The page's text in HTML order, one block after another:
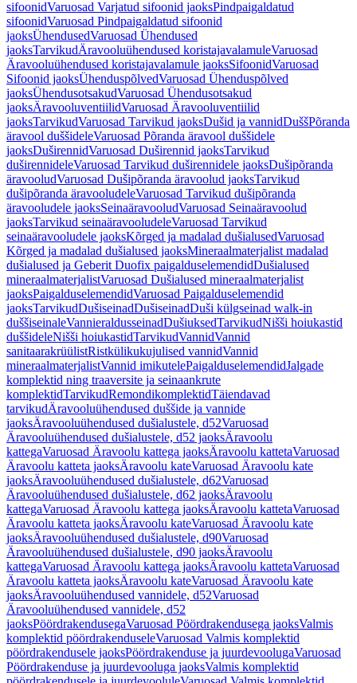
sifoonidVaruosad Varjatud sifoonid jaoksPindpaigaldatud
sifoonidVaruosad Pindpaigaldatud sifoonid
jaoksÜhendusedVaruosad Ühendused
jaoksTarvikudÄravooluühendused koristajavalamuleVaruosad
Äravooluühendused koristajavalamule jaoksSifoonidVaruosad
Sifoonid jaoksÜhenduspõlvedVaruosad Ühenduspõlved
jaoksÜhendusotsakudVaruosad Ühendusotsakud
jaoksÄravooluventiilidVaruosad Äravooluventiilid
jaoksTarvikudVaruosad Tarvikud jaoksDušid ja vannidDuššPõranda
äravool duššideleVaruosad Põranda äravool duššidele
jaoksDuširennidVaruosad Duširennid jaoksTarvikud
duširennideleVaruosad Tarvikud duširennidele jaoksDušipõranda
äravooludVaruosad Dušipõranda äravoolud jaoksTarvikud
dušipõranda äravooludeleVaruosad Tarvikud dušipõranda
äravooludele jaoksSeinaäravooludVaruosad Seinaäravoolud
jaoksTarvikud seinaäravooludeleVaruosad Tarvikud
seinaäravooludele jaoksKõrged ja madalad dušialusedVaruosad
Kõrged ja madalad dušialused jaoksMineraalmaterjalist madalad
dušialused ja Geberit Duofix paigalduselemendidDušialused
mineraalmaterjalistVaruosad Dušialused mineraalmaterjalist
jaoksPaigalduselemendidVaruosad Paigalduselemendid
jaoksTarvikudDušiseinadDušiseinadDuši külgseinad walk-in
duššiseinaleVannieraldusseinadDušiuksedTarvikudNišši hoiukastid
duššideleNišši hoiukastidTarvikudVannidVannid
sanitaarakrüülistRistkülikukujulised vannidVannid
mineraalmaterjalistVannid imikutelePaigalduselemendidJalgade
komplektid ning traaversite ja seinaankrute
komplektidTarvikudRemondikomplektidTäiendavad
tarvikudÄravooluühendused duššide ja vannide
jaoksÄravooluühendused dušialustele, d52Varuosad
Äravooluühendused dušialustele, d52 jaoksÄravoolu
kattegaVaruosad Äravoolu kattega jaoksÄravoolu kattetaVaruosad
Äravoolu katteta jaoksÄravoolu kateVaruosad Äravoolu kate
jaoksÄravooluühendused dušialustele, d62Varuosad
Äravooluühendused dušialustele, d62 jaoksÄravoolu
kattegaVaruosad Äravoolu kattega jaoksÄravoolu kattetaVaruosad
Äravoolu katteta jaoksÄravoolu kateVaruosad Äravoolu kate
jaoksÄravooluühendused dušialustele, d90Varuosad
Äravooluühendused dušialustele, d90 jaoksÄravoolu
kattegaVaruosad Äravoolu kattega jaoksÄravoolu kattetaVaruosad
Äravoolu katteta jaoksÄravoolu kateVaruosad Äravoolu kate
jaoksÄravooluühendused vannidele, d52Varuosad
Äravooluühendused vannidele, d52
jaoksPöördrakendusegaVaruosad Pöördrakendusega jaoksValmis
komplektid pöördrakenduseleVaruosad Valmis komplektid
pöördrakendusele jaoksPöördrakenduse ja juurdevoolugaVaruosad
Pöördrakenduse ja juurdevooluga jaoksValmis komplektid